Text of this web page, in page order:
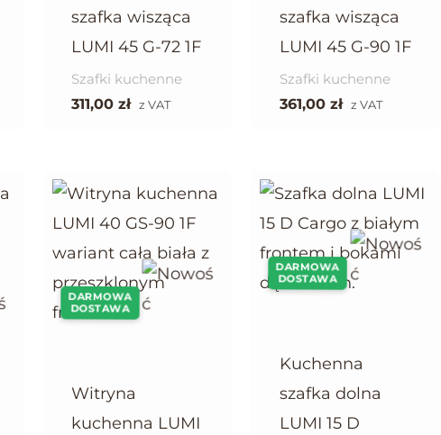
szafka wisząca
LUMI 45 G-72 1F
Szafki kuchenne
311,00zł z VAT
szafka wisząca
LUMI 45 G-90 1F
Szafki kuchenne
361,00 zł z VAT
DARMOWA
DOSTAWA
Witryna
kuchenna LUMI
DARMOWA
DOSTAWA
Kuchenna
szafka dolna
LUMI 15 D